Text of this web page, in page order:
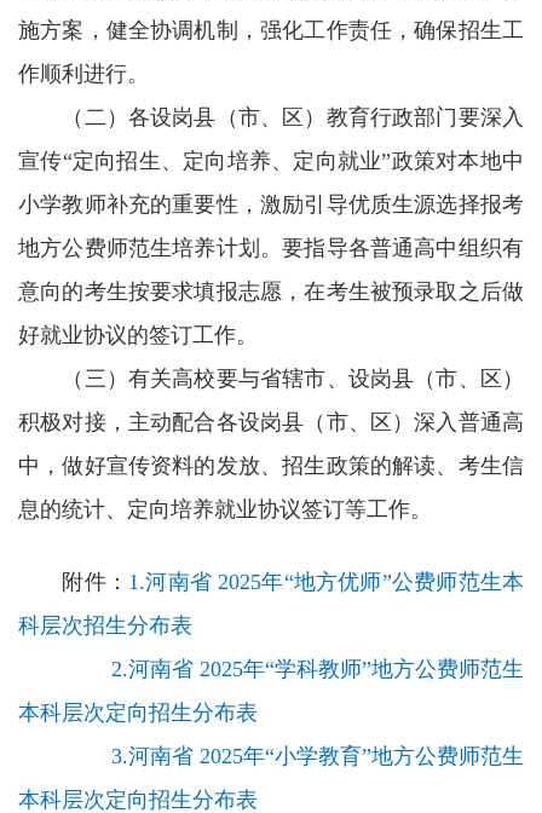
施方案，健全协调机制，强化工作责任，确保招生工
作顺利进行。
（二）各设岗县（市、区）教育行政部门要深入
宣传“定向招生、定向培养、定向就业”政策对本地中
小学教师补充的重要性，激励引导优质生源选择报考
地方公费师范生培养计划。要指导各普通高中组织有
意向的考生按要求填报志愿，在考生被预录取之后做
好就业协议的签订工作。
（三）有关高校要与省辖市、设岗县（市、区）
积极对接，主动配合各设岗县（市、区）深入普通高
中，做好宣传资料的发放、招生政策的解读、考生信
息的统计、定向培养就业协议签订等工作。
附件： 1.河南省 2025年“地方优师”公费师范生本
科层次招生分布表
2.河南省 2025年“学科教师”地方公费师范生
本科层次定向招生分布表
3.河南省 2025年“小学教育”地方公费师范生
本科层次定向招生分布表